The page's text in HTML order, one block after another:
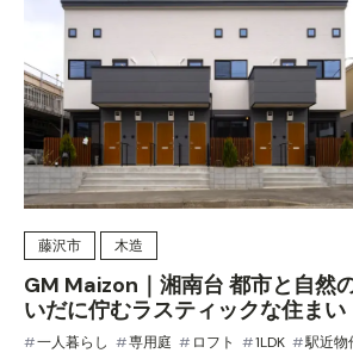
藤沢市 木造
GM Maizon｜湘南台 都市と自然
いだに佇むラスティックな住まい
一人暮らし 専用庭 ロフト 1LDK 駅近物